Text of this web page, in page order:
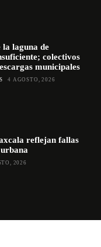
la laguna de
colectivos
municipales
4 AGOSTO, 2026
reflejan fallas
2026